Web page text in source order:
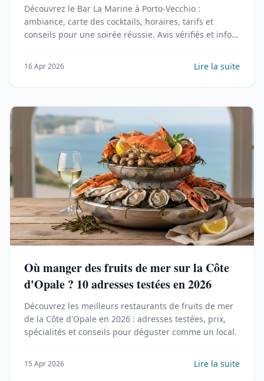
Découvrez le Bar La Marine à Porto-Vecchio :
ambiance, carte des cocktails, horaires, tarifs et
conseils pour une soirée réussie. Avis vérifiés et infos
16 Apr 2026 Lire la suite
Où manger des fruits de mer sur la Côte
d'Opale ? 10 adresses testées en 2026
Découvrez les meilleurs restaurants de fruits de mer
de la Côte d'Opale en 2026 : adresses testées, prix,
spécialités et conseils pour déguster comme un local.
15 Apr 2026 Lire la suite